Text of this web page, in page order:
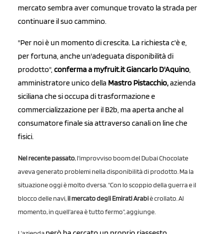
mercato sembra aver comunque trovato la strada per
continuare il suo cammino.
"Per noi è un momento di crescita. La richiesta c'è e,
per fortuna, anche un'adeguata disponibilità di
prodotto", conferma a myfruit.itGiancarlo D'Aquino,
amministratore unico della Mastro Pistacchio,azienda
siciliana che si occupa di trasformazione e
commercializzazione per il B2b, ma aperta anche al
consumatore finale sia attraverso canali on line che
fisici.
Nel recente passato, l'improvviso boom del Dubai Chocolate
aveva generato problemi nella disponibilità di prodotto. Ma la
situazione oggi è molto dversa. "Con lo scoppio della guerra e il
blocco delle navi,il mercato degli Emirati Arabiè crollato. Al
momento, in quell'area è tutto fermo", aggiunge.